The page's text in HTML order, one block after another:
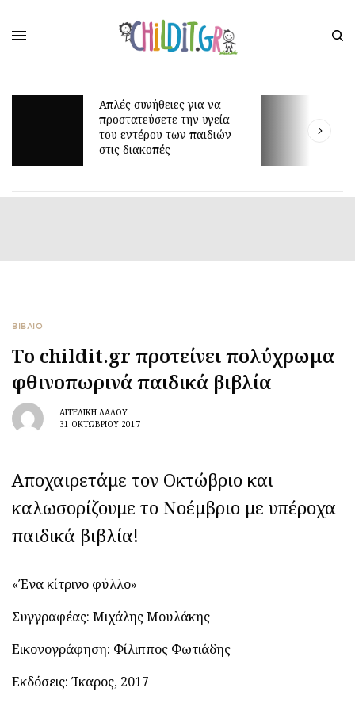
Απλές συνήθειες για να
προστατεύσετε την υγεία
του εντέρου των παιδιών
στις διακοπές
ΒΙΒΛΙΟ
Tο childit.gr προτείνει πολύχρωμα
φθινοπωρινά παιδικά βιβλία
ΑΓΓΕΛΙΚΉ ΛΆΛΟΥ
31 ΟΚΤΩΒΡΊΟΥ 2017
Αποχαιρετάμε τον Οκτώβριο και
καλωσορίζουμε το Νοέμβριο με υπέροχα
παιδικά βιβλία!
«Ένα κίτρινο φύλλο»
Συγγραφέας: Μιχάλης Μουλάκης
Εικονογράφηση: Φίλιππος Φωτιάδης
Εκδόσεις: Ίκαρος, 2017